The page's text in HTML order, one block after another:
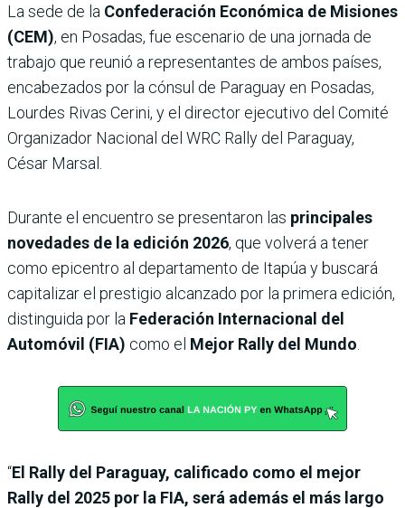
La sede de la Confederación Económica de Misiones
(CEM), en Posadas, fue escenario de una jornada de
trabajo que reunió a representantes de ambos países,
encabezados por la cónsul de Paraguay en Posadas,
Lourdes Rivas Cerini, y el director ejecutivo del Comité
Organizador Nacional del WRC Rally del Paraguay,
César Marsal.
Durante el encuentro se presentaron las principales
novedades de la edición 2026, que volverá a tener
como epicentro al departamento de Itapúa y buscará
capitalizar el prestigio alcanzado por la primera edición,
distinguida por la Federación Internacional del
Automóvil (FIA) como el Mejor Rally del Mundo
“El Rally del Paraguay, calificado como el mejor
Rally del 2025 por la FIA, será además el más largo